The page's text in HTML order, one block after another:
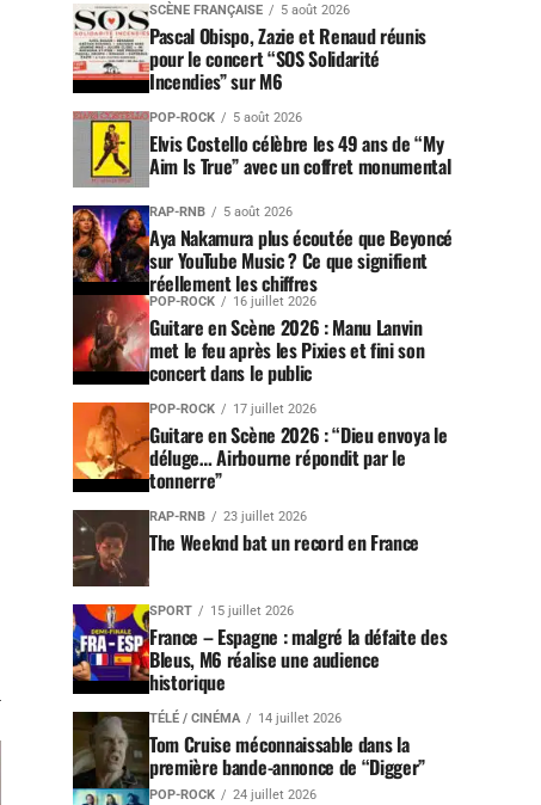
SCÈNE FRANÇAISE 5 août 2026
Pascal Obispo, Zazie et Renaud réunis
pour le concert “SOS Solidarité
Incendies” sur M6
POP-ROCK 5 août 2026
Elvis Costello célèbre les 49 ans de “My
Aim Is True” avec un coffret monumental
RAP-RNB 5 août 2026
Aya Nakamura plus écoutée que Beyoncé
sur YouTube Music ? Ce que signifient
réellement les chiffres
POP-ROCK 16 juillet 2026
Guitare en Scène 2026 : Manu Lanvin
met le feu après les Pixies et fini son
concert dans le public
POP-ROCK 17 juillet 2026
Guitare en Scène 2026 : “Dieu envoya le
déluge… Airbourne répondit par le
tonnerre”
RAP-RNB 23 juillet 2026
The Weeknd bat un record en France
SPORT 15 juillet 2026
France – Espagne : malgré la défaite des
Bleus, M6 réalise une audience
historique
TÉLÉ / CINÉMA 14 juillet 2026
Tom Cruise méconnaissable dans la
première bande-annonce de “Digger”
POP-ROCK 24 juillet 2026